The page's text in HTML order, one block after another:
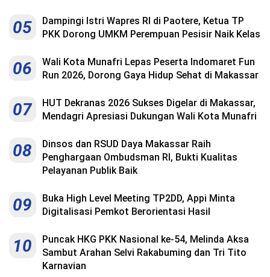
05
Dampingi Istri Wapres RI di Paotere, Ketua TP
PKK Dorong UMKM Perempuan Pesisir Naik Kelas
06
Wali Kota Munafri Lepas Peserta Indomaret Fun
Run 2026, Dorong Gaya Hidup Sehat di Makassar
07
HUT Dekranas 2026 Sukses Digelar di Makassar,
Mendagri Apresiasi Dukungan Wali Kota Munafri
08
Dinsos dan RSUD Daya Makassar Raih
Penghargaan Ombudsman RI, Bukti Kualitas
Pelayanan Publik Baik
09
Buka High Level Meeting TP2DD, Appi Minta
Digitalisasi Pemkot Berorientasi Hasil
10
Puncak HKG PKK Nasional ke-54, Melinda Aksa
Sambut Arahan Selvi Rakabuming dan Tri Tito
Karnavian